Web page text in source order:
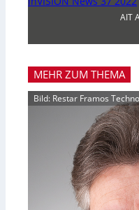
AIT
MEHR ZUM THEMA
Bild: Restar Framos